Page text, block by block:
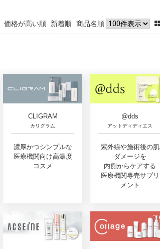
価格が高い順 新着順 商品名順
CLIGRAM
カリグラム
濃厚かつシンプルな
医療機関向け高濃度
コスメ
@dds
アットディディエス
紫外線や施術後の肌
ダメージを
内側からケアする
医療機関専売サプリ
メント